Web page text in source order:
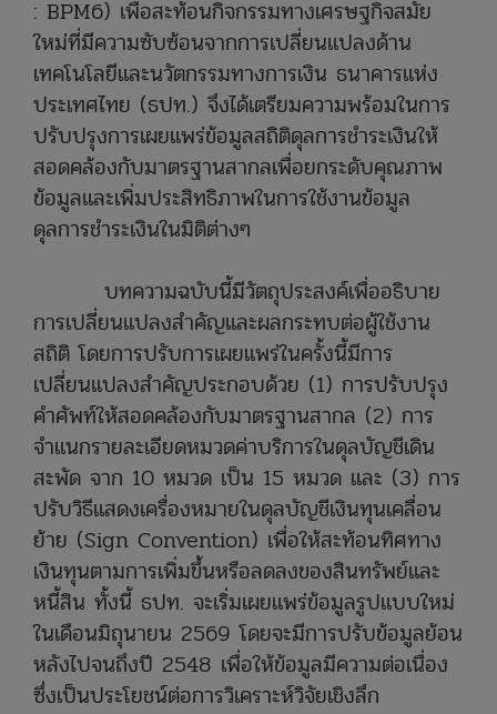
: BPM6) เพื่อสะท้อนกิจกรรมทางเศรษฐกิจสมัย
ใหม่ที่มีความซับซ้อนจากการเปลี่ยนแปลงด้าน
เทคโนโลยีและนวัตกรรมทางการเงิน ธนาคารแห่ง
ประเทศไทย (ธปท.) จึงได้เตรียมความพร้อมในการ
ปรับปรุงการเผยแพร่ข้อมูลสถิติดุลการชำระเงินให้
สอดคล้องกับมาตรฐานสากลเพื่อยกระดับคุณภาพ
ข้อมูลและเพิ่มประสิทธิภาพในการใช้งานข้อมูล
ดุลการชำระเงินในมิติต่างๆ
บทความฉบับนี้มีวัตถุประสงค์เพื่ออธิบาย
การเปลี่ยนแปลงสำคัญและผลกระทบต่อผู้ใช้งาน
สถิติ โดยการปรับการเผยแพร่ในครั้งนี้มีการ
เปลี่ยนแปลงสำคัญประกอบด้วย (1) การปรับปรุง
คำศัพท์ให้สอดคล้องกับมาตรฐานสากล (2) การ
จำแนกรายละเอียดหมวดค่าบริการในดุลบัญชีเดิน
สะพัด จาก 10 หมวด เป็น 15 หมวด และ (3) การ
ปรับวิธีแสดงเครื่องหมายในดุลบัญชีเงินทุนเคลื่อน
ย้าย (Sign Convention) เพื่อให้สะท้อนทิศทาง
เงินทุนตามการเพิ่มขึ้นหรือลดลงของสินทรัพย์และ
หนี้สิน ทั้งนี้ ธปท. จะเริ่มเผยแพร่ข้อมูลรูปแบบใหม่
ในเดือนมิถุนายน 2569 โดยจะมีการปรับข้อมูลย้อน
หลังไปจนถึงปี 2548 เพื่อให้ข้อมูลมีความต่อเนื่อง
ซึ่งเป็นประโยชน์ต่อการวิเคราะห์วิจัยเชิงลึก